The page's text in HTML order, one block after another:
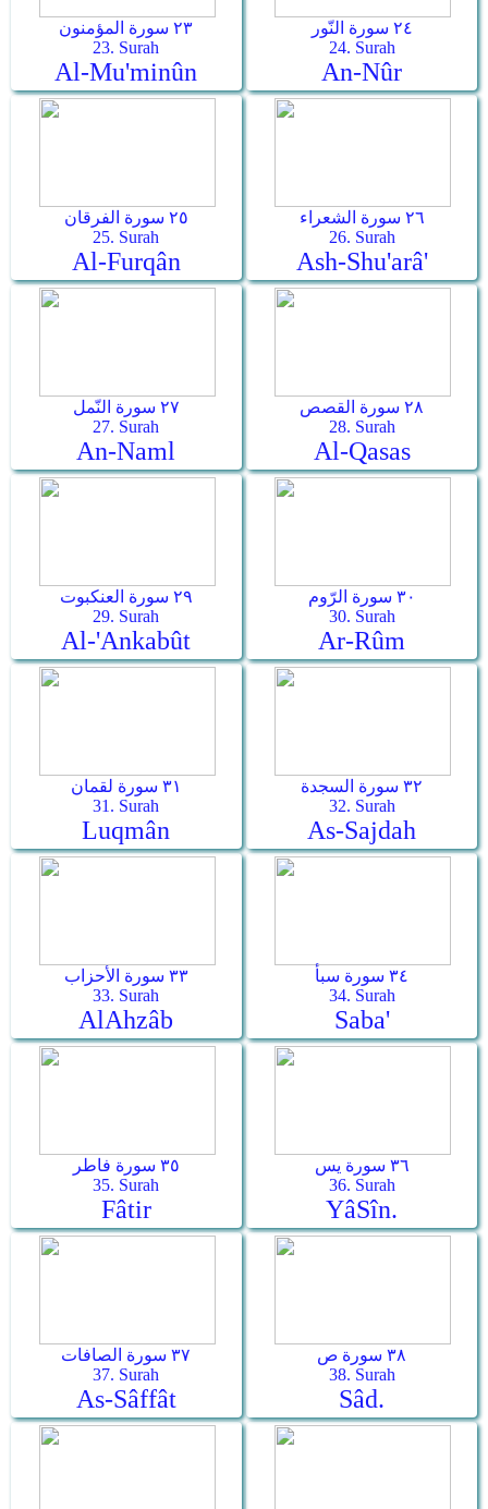
٢٣ سورة المؤمنون
23. Surah
Al-Mu'minûn
٢٤ سورة النّور
24. Surah
An-Nûr
٢٥ سورة الفرقان
25. Surah
Al-Furqân
٢٦ سورة الشعراء
26. Surah
Ash-Shu'arâ'
٢٧ سورة النّمل
27. Surah
An-Naml
٢٨ سورة القصص
28. Surah
Al-Qasas
٢٩ سورة العنكبوت
29. Surah
Al-'Ankabût
٣٠ سورة الرّوم
30. Surah
Ar-­Rûm
٣١ سورة لقمان
31. Surah
Luqmân
٣٢ سورة السجدة
32. Surah
As-­Sajdah
٣٣ سورة الأحزاب
33. Surah
Al­Ahzâb
٣٤ سورة سبأ
34. Surah
Saba'
٣٥ سورة فاطر
35. Surah
Fâtir
٣٦ سورة يس
36. Surah
Yâ­Sîn.
٣٧ سورة الصافات
37. Surah
As-Sâffât
٣٨ سورة ص
38. Surah
Sâd.